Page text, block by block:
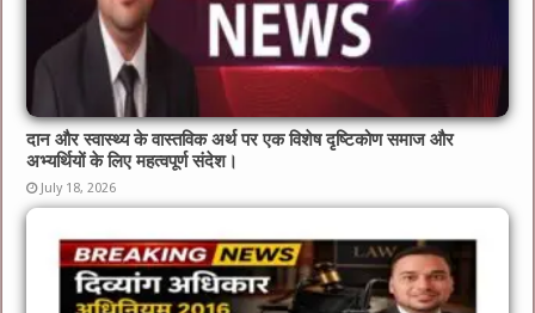
दान और स्वास्थ्य के वास्तविक अर्थ पर एक विशेष दृष्टिकोण समाज और
अभ्यर्थियों के लिए महत्वपूर्ण संदेश।
July 18, 2026